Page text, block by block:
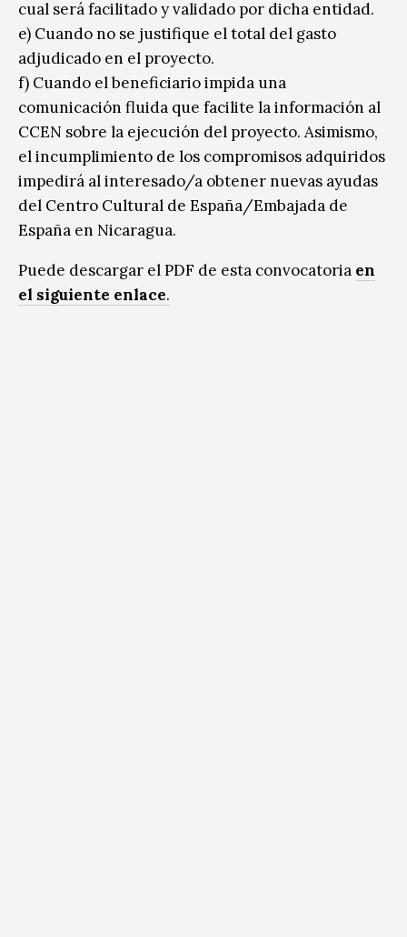
cual será facilitado y validado por dicha entidad.
e) Cuando no se justifique el total del gasto
adjudicado en el proyecto.
f) Cuando el beneficiario impida una
comunicación fluida que facilite la información al
CCEN sobre la ejecución del proyecto. Asimismo,
el incumplimiento de los compromisos adquiridos
impedirá al interesado/a obtener nuevas ayudas
del Centro Cultural de España/Embajada de
España en Nicaragua.
Puede descargar el PDF de esta convocatoria en
el siguiente enlace.